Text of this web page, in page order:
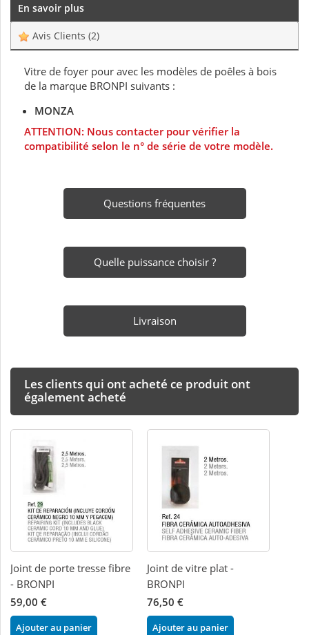
En savoir plus
Avis Clients (2)
Vitre de foyer pour avec les modèles de poêles à bois
de la marque BRONPI suivants :
MONZA
ATTENTION: Nous contacter pour vérifier la
compatibilité selon le n° de série de votre modèle.
Questions fréquentes
Quelle puissance choisir ?
Livraison
Les clients qui ont acheté ce produit ont
également acheté
Joint de porte tresse fibre
- BRONPI
59,00 €
Ajouter au panier
Joint de vitre plat -
BRONPI
76,50 €
Ajouter au panier